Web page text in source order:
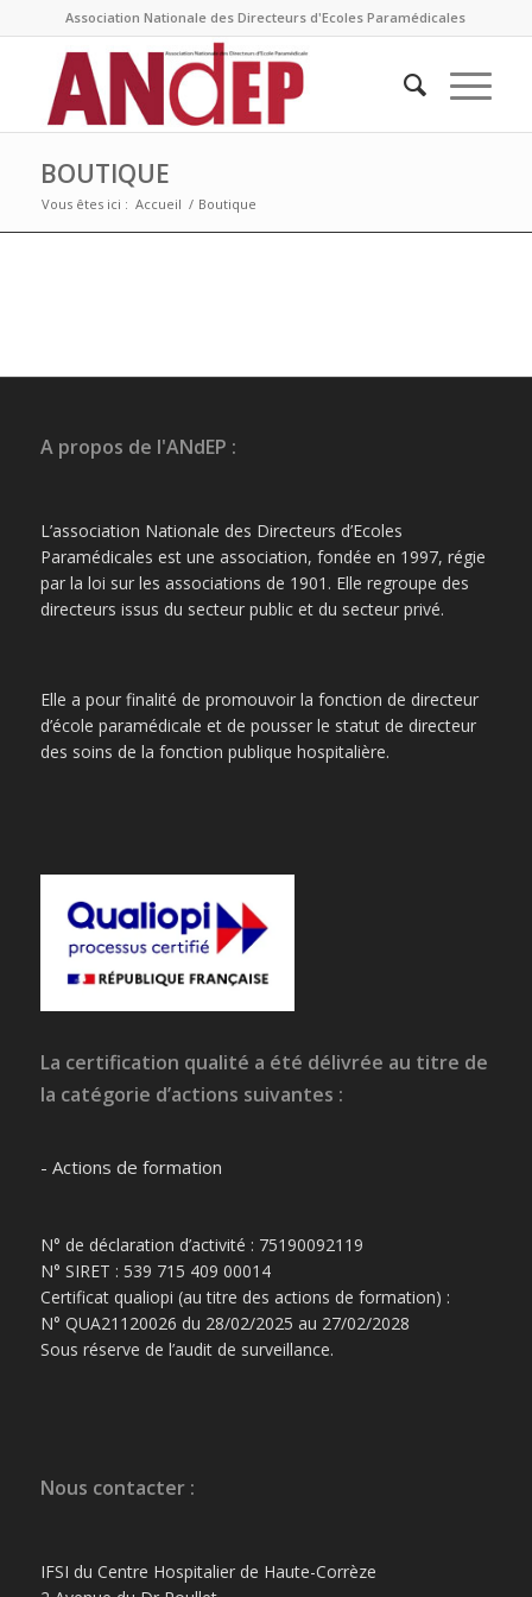
Association Nationale des Directeurs d'Ecoles Paramédicales
BOUTIQUE
Vous êtes ici : Accueil / Boutique
A propos de l'ANdEP :
L’association Nationale des Directeurs d’Ecoles
Paramédicales est une association, fondée en 1997, régie
par la loi sur les associations de 1901. Elle regroupe des
directeurs issus du secteur public et du secteur privé.
Elle a pour finalité de promouvoir la fonction de directeur
d’école paramédicale et de pousser le statut de directeur
des soins de la fonction publique hospitalière.
La certification qualité a été délivrée au titre de
la catégorie d’actions suivantes :
- Actions de formation
N° de déclaration d’activité : 75190092119
N° SIRET : 539 715 409 00014
Certificat qualiopi (au titre des actions de formation) :
N° QUA21120026 du 28/02/2025 au 27/02/2028
Sous réserve de l’audit de surveillance.
Nous contacter :
IFSI du Centre Hospitalier de Haute-Corrèze